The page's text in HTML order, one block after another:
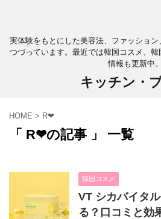
実体験をもとにした美容法、ファッショ
つづっています。最近では韓国コスメ、
情報も更新中。
キッチン・
HOME > R❤︎
「 R❤︎の記事 」 一覧
韓国コスメ
VT シカバイタ
る？口コミと効